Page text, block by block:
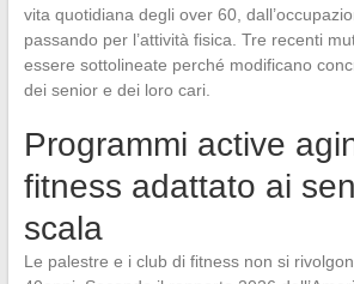
vita quotidiana degli over 60,
passando per l’attività fisica. Tre recenti
essere sottolineate perché modificano
dei senior e dei loro cari.
Programmi active
fitness adattato ai
scala
Le palestre e i club di fitness non si